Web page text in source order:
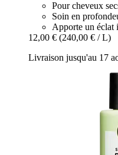
Pour cheveux
Soin en
Apporte un éclat
12,00 € (240,00 € / L)
Livraison jusqu'au 17